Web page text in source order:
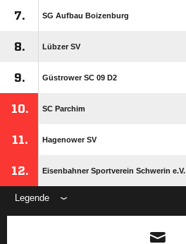
7. SG Aufbau Boizenburg
8. Lübzer SV
9. Güstrower SC 09 D2
10. SC Parchim
11. Hagenower SV
12. Eisenbahner Sportverein Schwerin e.V.
Legende
ANZEIGE